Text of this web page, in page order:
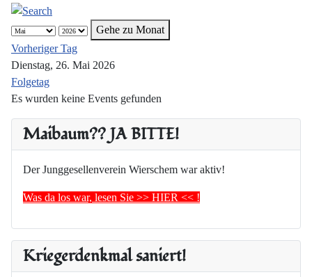
Maibaum?? JA BITTE!
Der Junggesellenverein Wierschem war aktiv!
Was da los war, lesen Sie >> HIER << !
Kriegerdenkmal saniert!
Gehe zu Monat
Vorheriger Tag
Dienstag, 26. Mai 2026
Folgetag
Es wurden keine Events gefunden